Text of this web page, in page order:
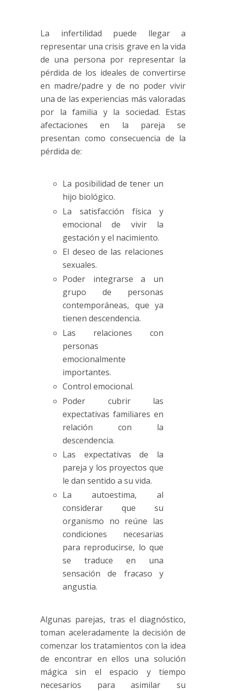
La infertilidad puede llegar a
representar una crisis grave en la vida
de una persona por representar la
pérdida de los ideales de convertirse
en madre/padre y de no poder vivir
una de las experiencias más valoradas
por la familia y la sociedad. Estas
afectaciones en la pareja se
presentan como consecuencia de la
pérdida de:
La posibilidad de tener un
hijo biológico.
La satisfacción física y
emocional de vivir la
gestación y el nacimiento.
El deseo de las relaciones
sexuales.
Poder integrarse a un
grupo de personas
contemporáneas, que ya
tienen descendencia.
Las relaciones con
personas
emocionalmente
importantes.
Control emocional.
Poder cubrir las
expectativas familiares en
relación con la
descendencia.
Las expectativas de la
pareja y los proyectos que
le dan sentido a su vida.
La autoestima, al
considerar que su
organismo no reúne las
condiciones necesarias
para reproducirse, lo que
se traduce en una
sensación de fracaso y
angustia.
Algunas parejas, tras el diagnóstico,
toman aceleradamente la decisión de
comenzar los tratamientos con la idea
de encontrar en ellos una solución
mágica sin el espacio y tiempo
necesarios para asimilar su